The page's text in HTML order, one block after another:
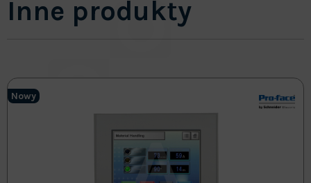
Inne produkty
Nowy